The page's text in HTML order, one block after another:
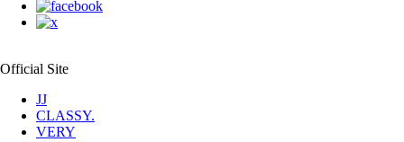
Official Site
JJ
CLASSY.
VERY